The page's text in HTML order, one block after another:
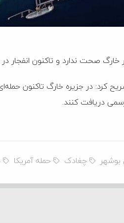
صحت ندارد و تاکنون انفجار
کرد: در جزیره خارگ تاکنون
رسمی دریافت کنند.
بوشهر چغادک حمله آمریکا